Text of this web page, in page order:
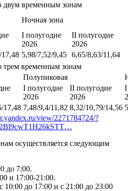
временным зонам
Ночная зона
I полугодие
2026
II полугодие
2026
17,48 5,98/7,52/9,45 6,65/8,63/11,64
временным зонам
Полупиковая
I полугодие
2026
II полугодие
2026
I
17,48 7,48/9,4/11,82 8,32/10,79/14,56
view/2271784724/?
осуществляется следующим
до 7:00.
и 17:00-21:00.
10:00 до 17:00 и с 21:00 до 23:00